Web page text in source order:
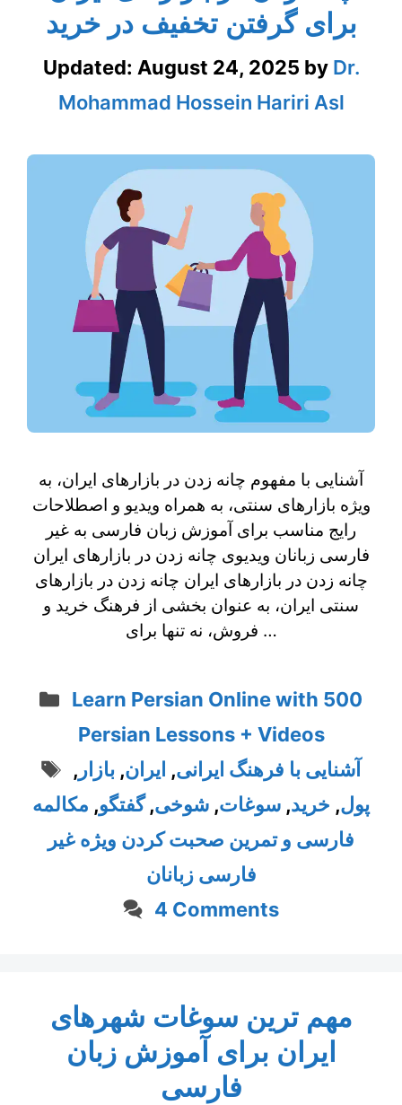
برای گرفتن تخفیف در خرید
Updated: August 24, 2025 by Dr.
Mohammad Hossein Hariri Asl
آشنایی با مفهوم چانه زدن در بازارهای ایران، به
ویژه بازارهای سنتی، به همراه ویدیو و اصطلاحات
رایج مناسب برای آموزش زبان فارسی به غیر
فارسی زبانان ویدیوی چانه زدن در بازارهای ایران
چانه زدن در بازارهای ایران چانه‌ زدن در بازارهای
سنتی ایران، به عنوان بخشی از فرهنگ خرید و
فروش، نه تنها برای …
Categories
Learn Persian Online with 500
Persian Lessons + Videos
Tags
آشنایی با فرهنگ ایرانی, ایران, بازار ,
پول, خرید, سوغات, شوخی,گفتگو, مکالمه
فارسی و تمرین صحبت کردن ویژه غیر
فارسی زبانان
4 Comments
مهم ترین سوغات شهرهای
ایران برای آموزش زبان
فارسی